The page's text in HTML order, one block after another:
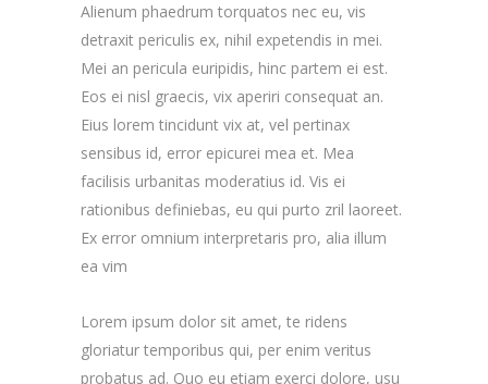
Alienum phaedrum torquatos nec eu, vis
detraxit periculis ex, nihil expetendis in mei.
Mei an pericula euripidis, hinc partem ei est.
Eos ei nisl graecis, vix aperiri consequat an.
Eius lorem tincidunt vix at, vel pertinax
sensibus id, error epicurei mea et. Mea
facilisis urbanitas moderatius id. Vis ei
rationibus definiebas, eu qui purto zril laoreet.
Ex error omnium interpretaris pro, alia illum
ea vim
Lorem ipsum dolor sit amet, te ridens
gloriatur temporibus qui, per enim veritus
probatus ad. Quo eu etiam exerci dolore, usu